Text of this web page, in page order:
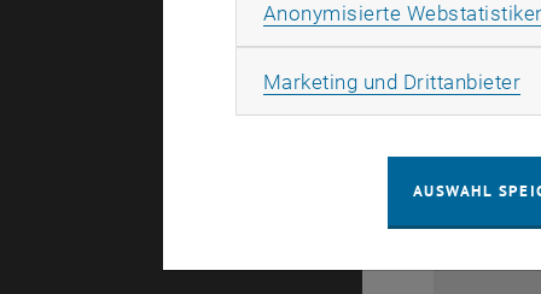
Anonymisierte
Marketing und Drittanbieter
AUSWAHL